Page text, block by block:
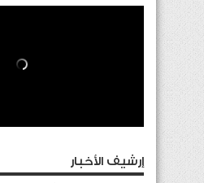
إرشيف الأخبار